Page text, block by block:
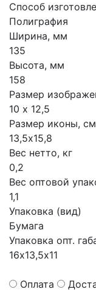
Способ
Полиграфия
Ширина, мм
135
Высота, мм
158
Размер
10 х 12,5
Размер иконы, см
13,5х15,8
Вес нетто, кг
0,2
Вес оптовой
1,1
Упаковка (вид)
Бумага
Упаковка опт.
16х13,5х11
Оплата